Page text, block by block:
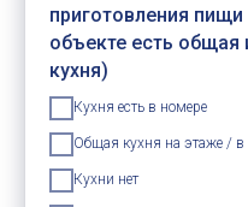
приготовления пищи
объекте есть общая
кухня)
Кухня есть в номере
Общая кухня на этаже / в
Кухни нет